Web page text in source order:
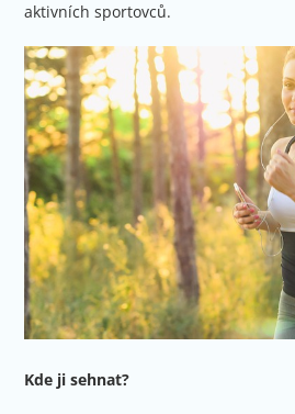
aktivních sportovců.
Kde ji sehnat?